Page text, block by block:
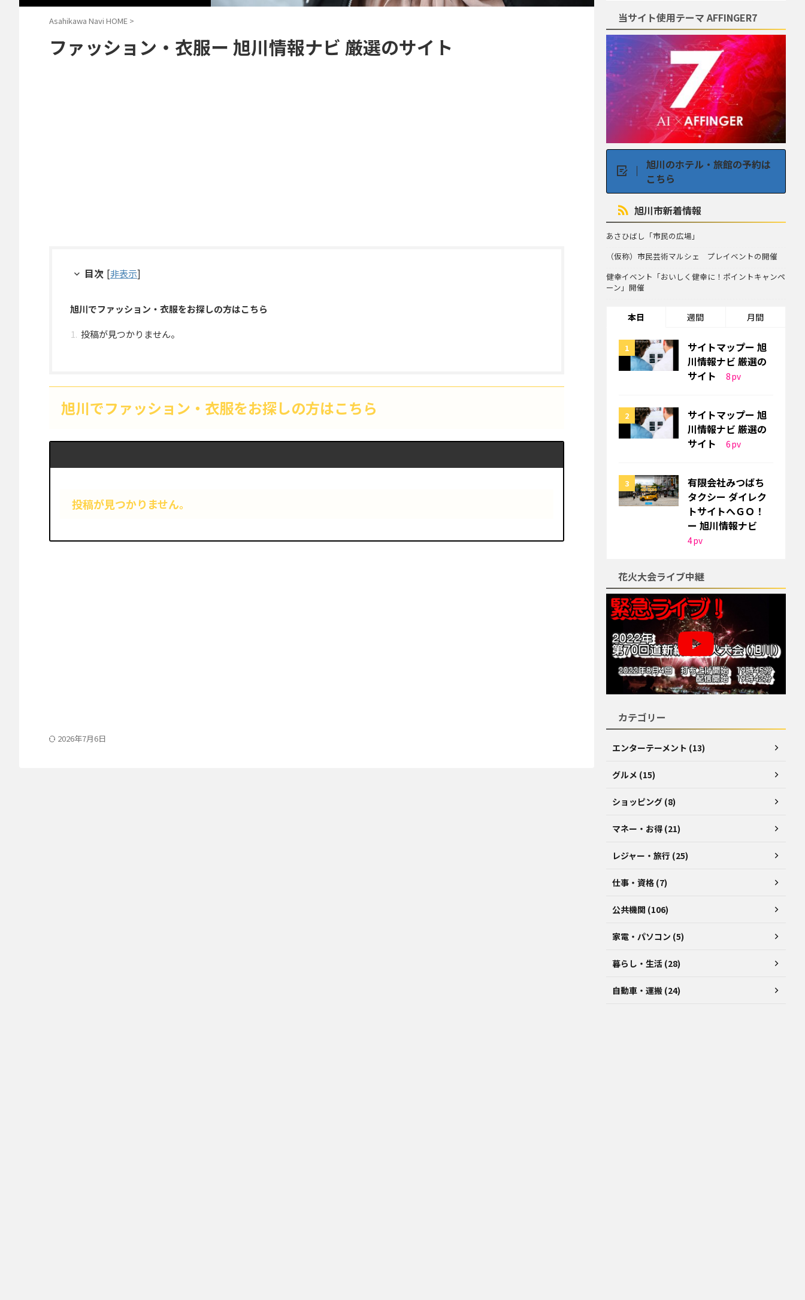
Asahikawa Navi HOME >
ファッション・衣服ー 旭川情報ナビ 厳選のサイト
目次 [非表示]
旭川でファッション・衣服をお探しの方はこちら
投稿が見つかりません。
旭川でファッション・衣服をお探しの方はこちら
投稿が見つかりません。
2026年7月6日
当サイト使用テーマ AFFINGER7
旭川のホテル・旅館の予約は
こちら
旭川市新着情報
あさひばし「市民の広場」
（仮称）市民芸術マルシェ プレイベントの開催
健幸イベント「おいしく健幸に！ポイントキャンペ
ーン」開催
本日 週間 月間
サイトマップー 旭
川情報ナビ 厳選の
サイト
8pv
サイトマップー 旭
川情報ナビ 厳選の
サイト
6pv
有限会社みつばち
タクシー ダイレク
トサイトへＧＯ！
ー 旭川情報ナビ
4pv
花火大会ライブ中継
カテゴリー
エンターテーメント (13)
グルメ (15)
ショッピング (8)
マネー・お得 (21)
レジャー・旅行 (25)
仕事・資格 (7)
公共機関 (106)
家電・パソコン (5)
暮らし・生活 (28)
自動車・運搬 (24)